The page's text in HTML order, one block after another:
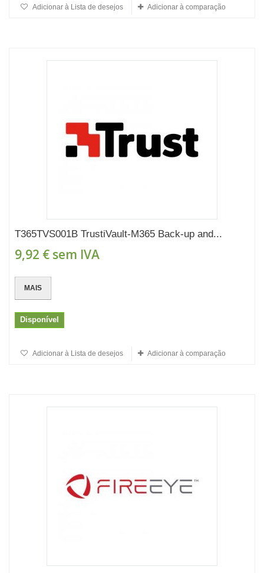
Adicionar à Lista de desejos Adicionar à comparação
T365TVS001B TrustiVault-M365 Back-up and...
9,92 € sem IVA
MAIS
Disponível
Adicionar à Lista de desejos Adicionar à comparação